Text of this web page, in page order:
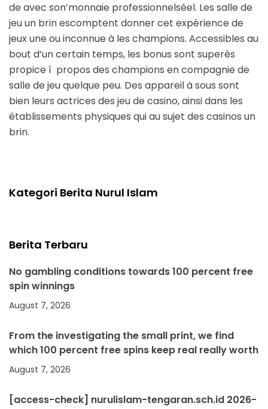
de avec son’monnaie professionnelséel. Les salle de
jeu un brin escomptent donner cet expérience de
jeux une ou inconnue à les champions. Accessibles au
bout d’un certain temps, les bonus sont superès
propice í propos des champions en compagnie de
salle de jeu quelque peu. Des appareil à sous sont
bien leurs actrices des jeu de casino, ainsi dans les
établissements physiques qui au sujet des casinos un
brin.
Kategori Berita Nurul Islam
Berita Terbaru
No gambling conditions towards 100 percent free
spin winnings
August 7, 2026
From the investigating the small print, we find
which 100 percent free spins keep real really worth
August 7, 2026
[access-check] nurulislam-tengaran.sch.id 2026-